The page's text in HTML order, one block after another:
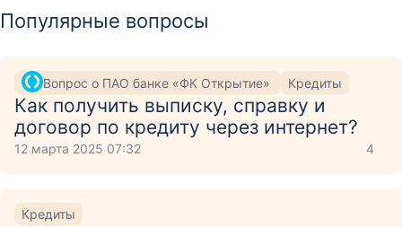
Популярные вопросы
Вопрос о ПАО банке «ФК Открытие» Кредиты
Как получить выписку, справку и
договор по кредиту через интернет?
12 марта 2025 07:32 4
Кредиты